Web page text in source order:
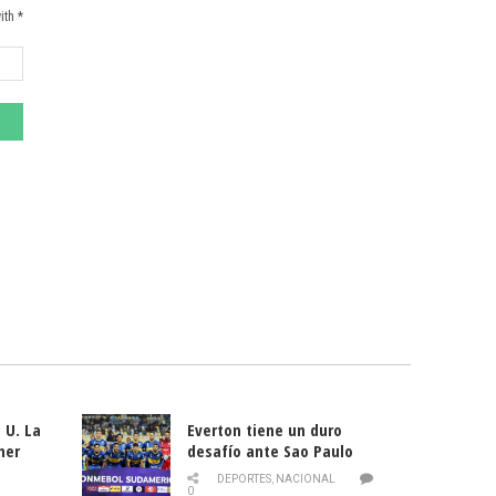
*
La
Everton tiene un duro
desafío ante Sao Paulo
DEPORTES, NACIONAL
0